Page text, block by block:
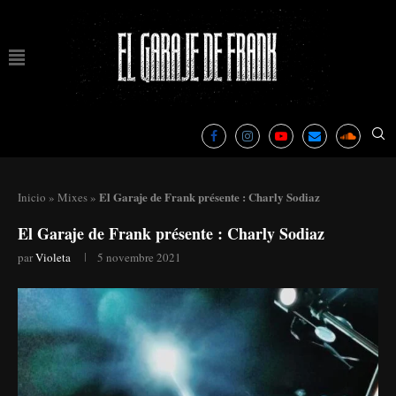
Inicio » Mixes » El Garaje de Frank présente : Charly Sodiaz
El Garaje de Frank présente : Charly Sodiaz
parVioleta 5 novembre 2021